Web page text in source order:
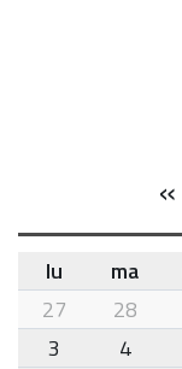
«
month-
8
lu ma
27
28
3
4